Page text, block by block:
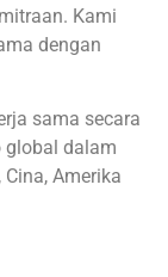
Kami
dengan
sama secara
global dalam
Amerika